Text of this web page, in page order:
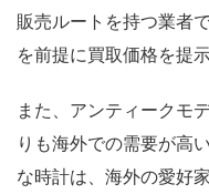
販売ルートを持つ業者
を前提に買取価格を提
また、アンティークモ
りも海外での需要が高
な時計は、海外の愛好